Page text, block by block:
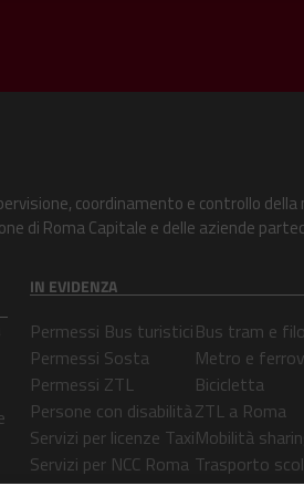
coordinamento e controllo
di Roma Capitale e delle aziende
IN EVIDENZA
Permessi Bus turistici
Permessi Sosta
Permessi ZTL
Persone con disabilità
Servizi per licenze Taxi
Servizi per NCC Roma
Bus tram e
Metro e
Bicicletta
ZTL a Roma
Mobilità
Trasporto